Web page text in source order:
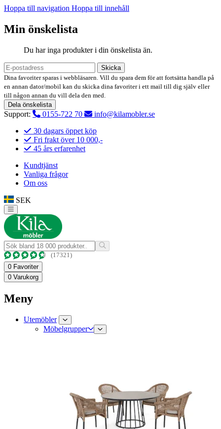
Hoppa till navigation Hoppa till innehåll
Min önskelista
Du har inga produkter i din önskelista än.
Skicka
Dina favoriter sparas i webbläsaren. Vill du spara dem för att fortsätta handla på
en annan dator/mobil kan du skicka dina favoriter i ett mail till dig själv eller
till någon annan du vill dela den med.
Dela önskelista
Support: 0155-722 70
info@kilamobler.se
30 dagars öppet köp
Fri frakt över 10 000,-
45 års erfarenhet
Kundtjänst
Vanliga frågor
Om oss
SEK
(17321)
0 Favoriter
0 Varukorg
Meny
Utemöbler
Möbelgrupper